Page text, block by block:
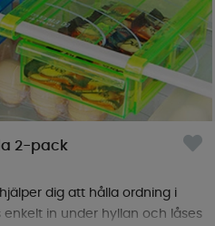
2-pack
dig att hålla ordning i
enkelt in under hyllan och låses